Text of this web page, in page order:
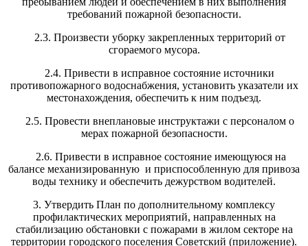
требований пожарной безопасности.
2.3. Произвести уборку закрепленных территорий от
сгораемого мусора.
2.4. Привести в исправное состояние источники
противопожарного водоснабжения, установить указатели их
местонахождения, обеспечить к ним подъезд.
2.5. Провести внеплановые инструктажи с персоналом о
мерах пожарной безопасности.
2.6. Привести в исправное состояние имеющуюся на
балансе механизированную и приспособленную для привоза
воды технику и обеспечить дежурством водителей.
3. Утвердить План по дополнительному комплексу
профилактических мероприятий, направленных на
стабилизацию обстановки с пожарами в жилом секторе на
территории городского поселения Советский (приложение).